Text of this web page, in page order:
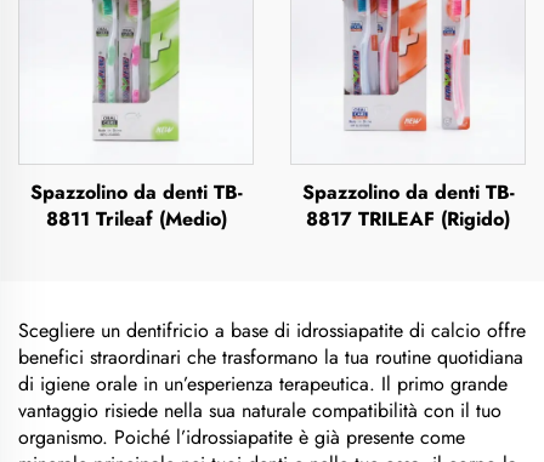
Spazzolino da denti TB-
8811 Trileaf (Medio)
Spazzolino da denti TB-
8817 TRILEAF (Rigido)
Scegliere un dentifricio a base di idrossiapatite di calcio offre
benefici straordinari che trasformano la tua routine quotidiana
di igiene orale in un’esperienza terapeutica. Il primo grande
vantaggio risiede nella sua naturale compatibilità con il tuo
organismo. Poiché l’idrossiapatite è già presente come